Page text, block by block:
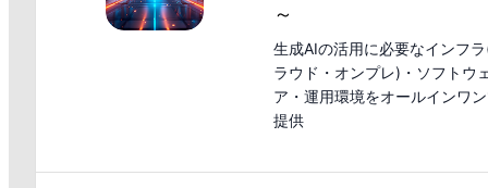
～
生成AIの活用に必要なインフ
ラウド・オンプレ)・ソフトウ
ア・運用環境をオールインワ
提供